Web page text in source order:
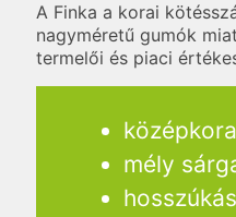
A Finka a korai
nagyméretű gumók
termelői és piaci
mély